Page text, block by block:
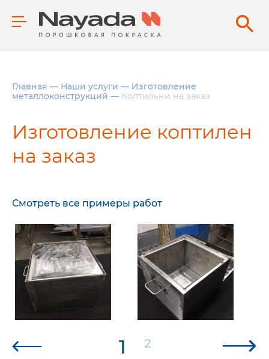
Главная — Наши услуги — Изготовление
металлоконструкций — Коптильни на заказ
Изготовление коптилен
на заказ
Смотреть все примеры работ
1 2